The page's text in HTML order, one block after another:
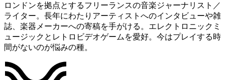
ロンドンを拠点とするフリーランスの音楽ジャーナリスト／
ライター。長年にわたりアーティストへのインタビューや雑
誌、楽器メーカーへの寄稿を手がける。エレクトロニックミ
ュージックとレトロビデオゲームを愛好。今はプレイする時
間がないのが悩みの種。